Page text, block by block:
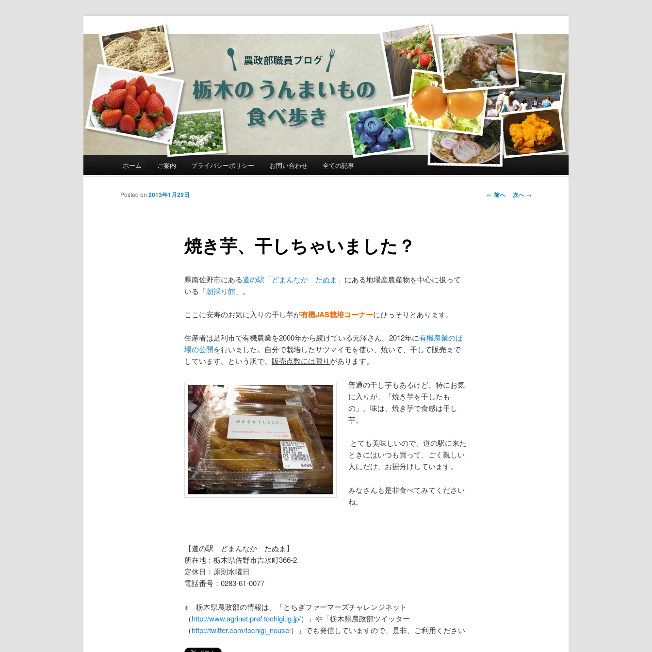
農政部職員ブログ「栃木のうんまいもの食べ歩
き」
メインコンテンツへ移動
サブコンテンツへ移動
ホーム ご案内 プライバシーポリシー お問い合わせ 全ての記事
投稿ナビゲー
← 前へ 次へ→
焼き芋、干しちゃいました？
Posted on 2013年1月29日
県南佐野市にある道の駅「どまんなか たぬま」 にある地場産農産物を中心に扱って
いる 「朝採り館」 。
ここに安寿のお気に入りの干し芋が有機JAS栽培コーナーにひっそりとあります。
生産者は足利市で有機農業を2000年から続けている元澤さん。2012年に有機農業のほ
場の公開を行いました。自分で栽培したサツマイモを使い、焼いて、干して販売まで
しています。という訳で、 販売点数には限りがあります。
普通の干し芋もあるけど、特にお気
に入りが、「焼き芋を干したも
の」。味は、焼き芋で食感は干し
芋。
とても美味しいので、道の駅に来た
ときにはいつも買って、ごく親しい
人にだけ、お裾分けしています。
みなさんも是非食べてみてください
ね。
【道の駅 どまんなか たぬま】
所在地：栃木県佐野市吉水町366-2
定休日：原則水曜日
電話番号：0283-61-0077
※ 栃木県農政部の情報は、「とちぎファーマーズチャレンジネット
（http://www.agrinet.pref.tochigi.lg.jp/）」や「栃木県農政部ツイッター
（http://twitter.com/tochigi_nousei）」でも発信していますので、是非、ご利用ください